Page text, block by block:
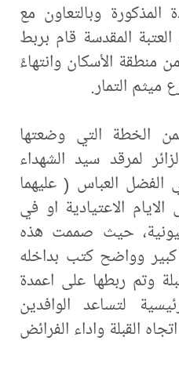
المذكورة وبالتعاون مع
المقدسة قام بربط
من منطقة الأسكان وانتهاءً
التمار.
الخطة التي وضعتها
لمرقد سيد الشهداء
الفضل العباس ( عليهما
الاعتيادية او في
حيث صممت هذه
وواضح كتب بداخله
وتم ربطها على اعمدة
لتساعد الوافدين
القبلة واداء الفرائض